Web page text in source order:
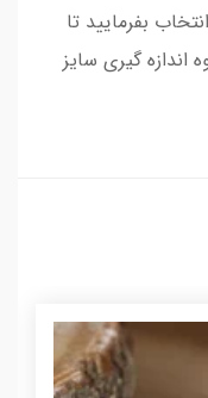
بفرمایید تا
اندازه گیری سایز